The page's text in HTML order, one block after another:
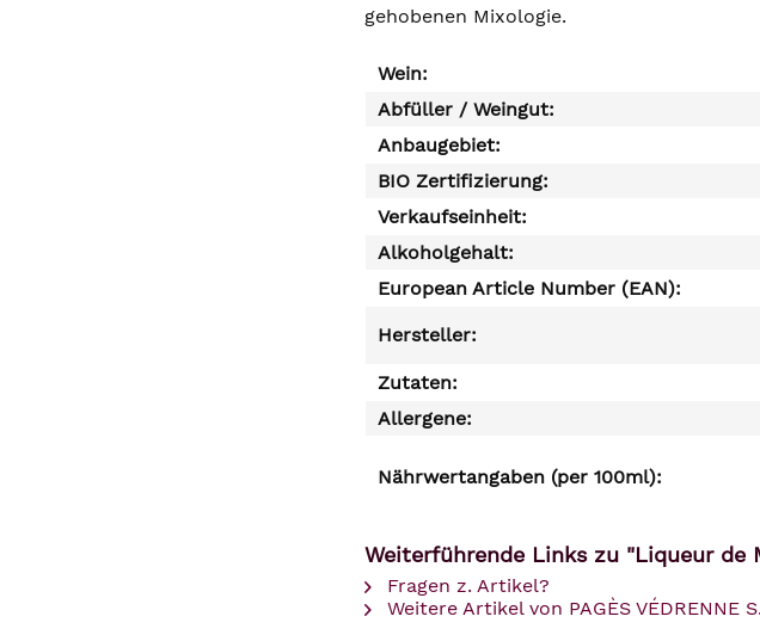
gehobenen Mixologie.
Wein:
Abfüller / Weingut:
Anbaugebiet:
BIO Zertifizierung:
Verkaufseinheit:
Alkoholgehalt:
European Article Number (EAN):
Hersteller:
Zutaten:
Allergene:
Nährwertangaben (per 100ml):
Weiterführende Links zu "Liqueur de
Fragen z. Artikel?
Weitere Artikel von PAGÈS VÉDRENNE